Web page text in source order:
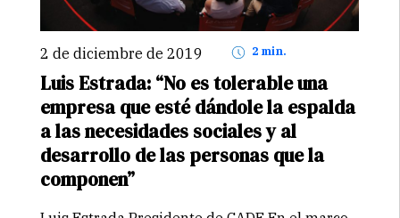
2 de diciembre de 2019 2 min.
Luis Estrada: “No es tolerable una
empresa que esté dándole la espalda
a las necesidades sociales y al
desarrollo de las personas que la
componen”